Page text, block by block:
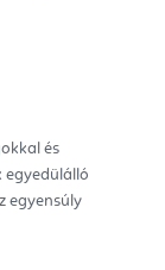
és
egyedülálló
egyensúly